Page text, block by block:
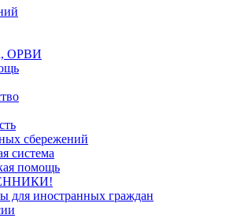
ОРВИ
сбережений
система
помощь
для иностранных граждан